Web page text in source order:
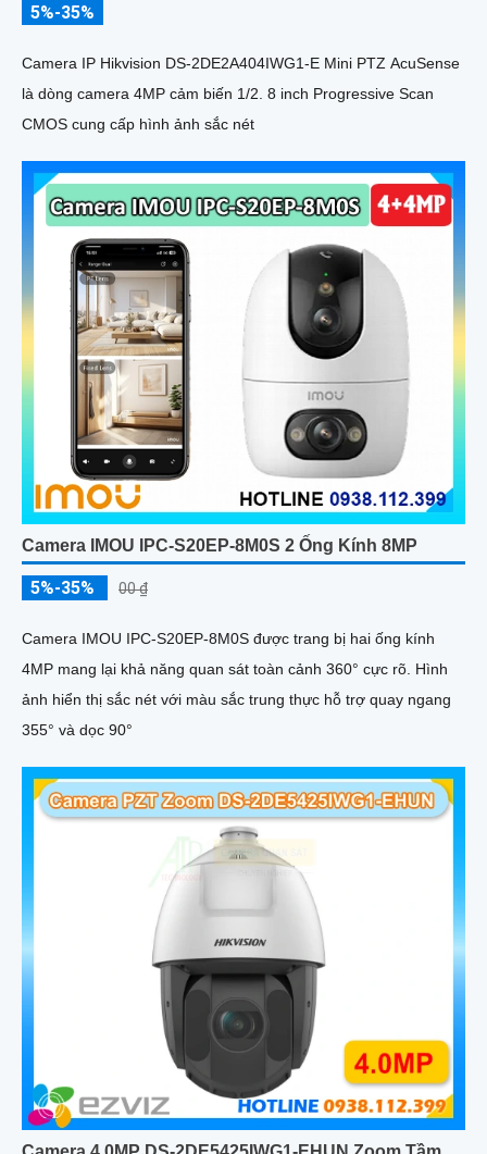
5%-35%
Camera IP Hikvision DS-2DE2A404IWG1-E Mini PTZ AcuSense
là dòng camera 4MP cảm biến 1/2. 8 inch Progressive Scan
CMOS cung cấp hình ảnh sắc nét
Camera IMOU IPC-S20EP-8M0S 2 Ống Kính 8MP
5%-35% 00 ₫
Camera IMOU IPC-S20EP-8M0S được trang bị hai ống kính
4MP mang lại khả năng quan sát toàn cảnh 360° cực rõ. Hình
ảnh hiển thị sắc nét với màu sắc trung thực hỗ trợ quay ngang
355° và dọc 90°